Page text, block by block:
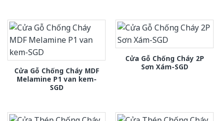
Cửa Gỗ Chống Cháy MDF
Melamine P1 van kem-
SGD
Cửa Gỗ Chống Cháy 2P
Sơn Xám-SGD